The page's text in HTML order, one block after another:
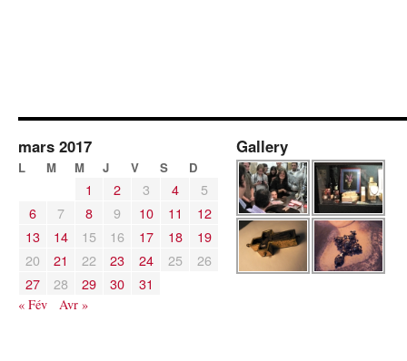
mars 2017
L M M J V S D
1 2 3 4
5
6
7 8 9 10 11
12
13
14 15 16 17 18
19
20
21 22 23 24 25
26
27
28 29 30 31
« Fév Avr »
Gallery